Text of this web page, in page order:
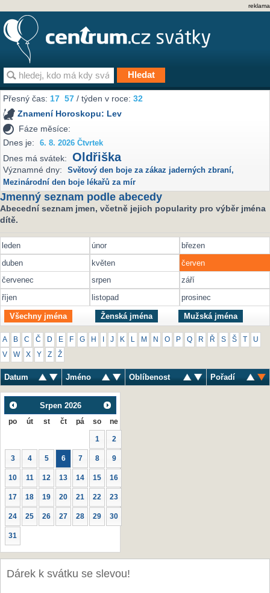
reklama
Přesný čas:17 57 / týden v roce:32
Znamení Horoskopu: Lev
Fáze měsíce:
Dnes je:
6. 8. 2026 Čtvrtek
Dnes má svátek: Oldřiška
Významné dny: Světový den boje za zákaz jaderných zbraní,
Mezinárodní den boje lékařů za mír
Jmenný seznam podle abecedy
Abecední seznam jmen, včetně jejich popularity pro výběr jména
dítě.
leden únor
březen
duben
květen
červen
červenec
srpen
září
říjen
listopad prosinec
Všechny jména Ženská jména Mužská jména
A B C Č D E F G H J K M N O P Q R Ř S Š U
V W X Y Z Ž
Datum Jméno Oblíbenost Pořadí
Srpen 2026
po út st čt pá so ne
1 2
3 4 5 6 7 8 9
10 11 12 13 14 15 16
17 18 19 20 21 22 23
24 25 26 27 28 29 30
31
Dárek k svátku se slevou!